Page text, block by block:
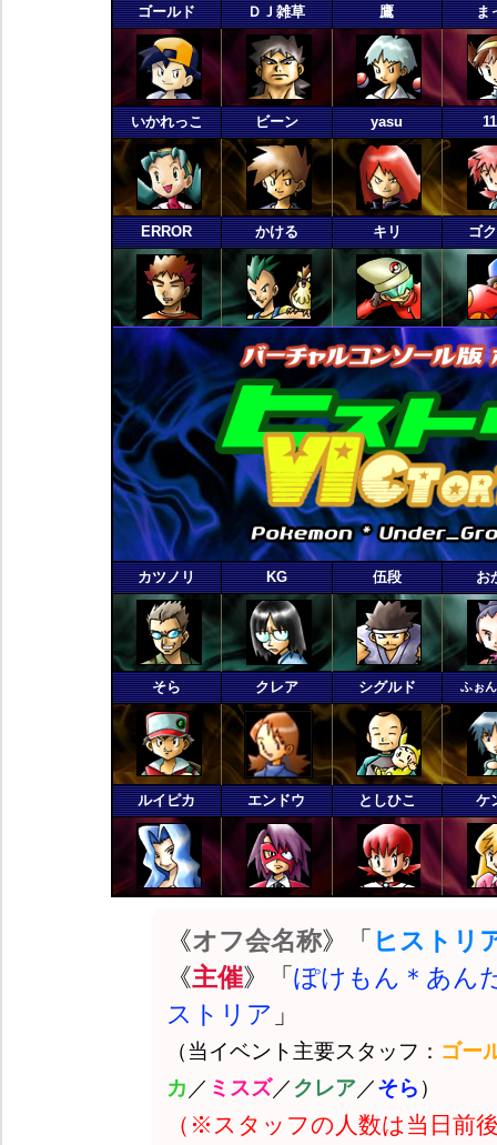
ゴールド ＤＪ雑草 鷹 ま
いかれっこ ビーン yasu
ERROR かける キリ ゴ
カツノリ KG 伍段 お
そら クレア シグルド ふぉ
ルイピカ エンドウ としひこ ケ
《オフ会名称》「 ヒストリ
《主催》「 ぽけもん＊あん
ストリア 」
（当イベント主要スタッフ： ゴー
カ ／ ミスズ／クレア／そら ）
（※スタッフの人数は当日前